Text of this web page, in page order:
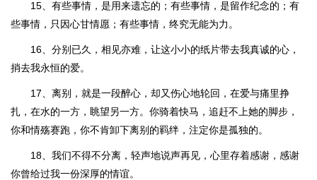
15、有些事情，是用来遗忘的；有些事情，是留作纪念的；有
些事情，只因心甘情愿；有些事情，终究无能为力。
16、分别已久，相见亦难，让这小小的纸片带去我真诚的心，
捎去我永恒的爱。
17、离别，就是一段醉心，却又伤心地轮回，在爱与痛里挣
扎，在水的一方，眺望另一方。你骑着快马，追赶不上她的脚步，
你和情殇赛跑，你不肯卸下离别的羁绊，注定你是孤独的。
18、我们不得不分离，轻声地说声再见，心里存着感谢，感谢
你曾给过我一份深厚的情谊。